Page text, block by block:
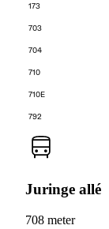
173
703
704
710
710E
792
Juringe allé
708 meter